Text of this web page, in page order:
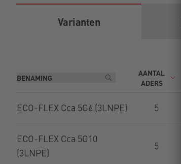
Varianten
AANTAL
ADERS
ECO-FLEX Cca 5G6 (3LNPE) 5
ECO-FLEX Cca 5G10
(3LNPE)
5